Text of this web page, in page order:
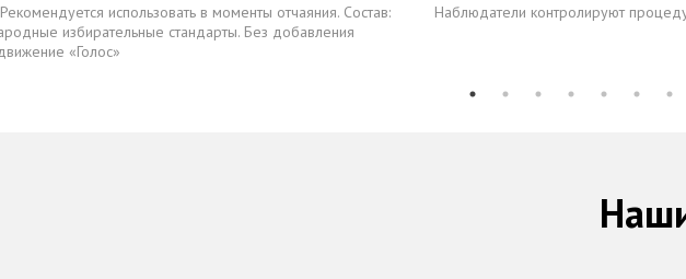
использовать в моменты отчаяния. Состав:
избирательные стандарты. Без добавления
«Голос»
Наблюдатели контролируют